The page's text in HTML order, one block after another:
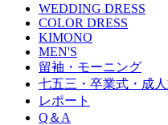
WEDDING DRESS
COLOR DRESS
KIMONO
MEN'S
留袖・モーニング
七五三・卒業式・成
レポート
Q＆A